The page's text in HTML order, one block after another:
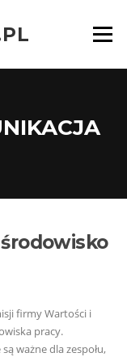
Menu
firmy Wartości i
pracy.
ważne dla zespołu,